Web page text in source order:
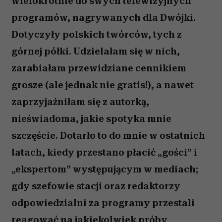
programów, nagrywanych dla Dwójki.
Dotyczyły polskich twórców, tych z
górnej półki. Udzielałam się w nich,
zarabiałam przewidziane cennikiem
grosze (ale jednak nie gratis!), a nawet
zaprzyjaźniłam się z autorką,
nieświadoma, jakie spotyka mnie
szczęście. Dotarło to do mnie w ostatnich
latach, kiedy przestano płacić „gości” i
„ekspertom” występującym w mediach;
gdy szefowie stacji oraz redaktorzy
odpowiedzialni za programy przestali